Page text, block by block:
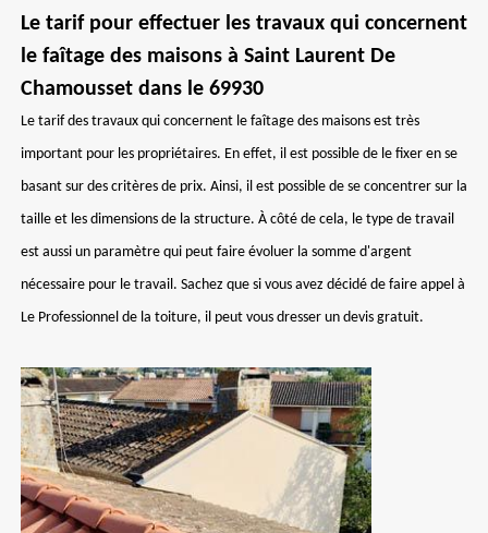
Le tarif pour effectuer les travaux qui concernent
le faîtage des maisons à Saint Laurent De
Chamousset dans le 69930
Le tarif des travaux qui concernent le faîtage des maisons est très
important pour les propriétaires. En effet, il est possible de le fixer en se
basant sur des critères de prix. Ainsi, il est possible de se concentrer sur la
taille et les dimensions de la structure. À côté de cela, le type de travail
est aussi un paramètre qui peut faire évoluer la somme d'argent
nécessaire pour le travail. Sachez que si vous avez décidé de faire appel à
Le Professionnel de la toiture, il peut vous dresser un devis gratuit.